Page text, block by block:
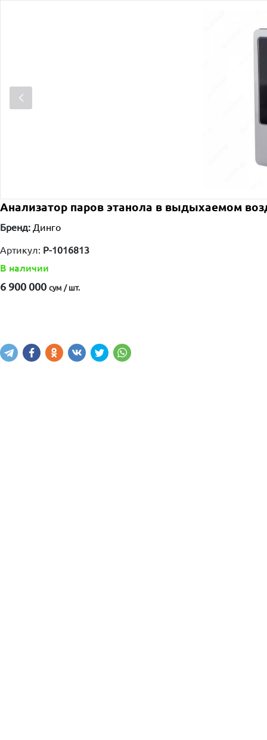
Анализатор паров этанола в выдыхаемом
Бренд: Динго
Артикул: P-1016813
В наличии
6 900 000 сум / шт.